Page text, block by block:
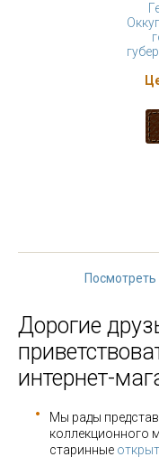
Дорогие
интернет-
Мы рады
коллекционного
старинные